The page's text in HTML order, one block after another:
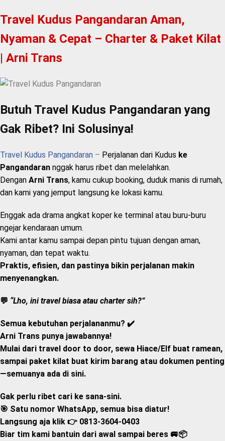
Travel Kudus Pangandaran Aman,
Nyaman & Cepat – Charter & Paket Kilat
| Arni Trans
Butuh Travel Kudus Pangandaran yang
Gak Ribet? Ini Solusinya!
Travel Kudus Pangandaran – Perjalanan dari Kudus ke
Pangandaran nggak harus ribet dan melelahkan.
Dengan Arni Trans, kamu cukup booking, duduk manis di rumah,
dan kami yang jemput langsung ke lokasi kamu.
Enggak ada drama angkat koper ke terminal atau buru-buru
ngejar kendaraan umum.
Kami antar kamu sampai depan pintu tujuan dengan aman,
nyaman, dan tepat waktu.
Praktis, efisien, dan pastinya bikin perjalanan makin
menyenangkan.
💬 “Lho, ini travel biasa atau charter sih?”
Semua kebutuhan perjalananmu? ✔️
Arni Trans punya jawabannya!
Mulai dari travel door to door, sewa Hiace/Elf buat ramean,
sampai paket kilat buat kirim barang atau dokumen penting
—semuanya ada di sini.
Gak perlu ribet cari ke sana-sini.
🎯 Satu nomor WhatsApp, semua bisa diatur!
Langsung aja klik 👉 0813-3604-0403
Biar tim kami bantuin dari awal sampai beres 🚐📦